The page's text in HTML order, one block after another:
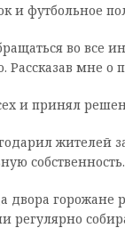
и футбольное
во все
Рассказав мне
и принял
жителей
собственность.
двора
регулярно